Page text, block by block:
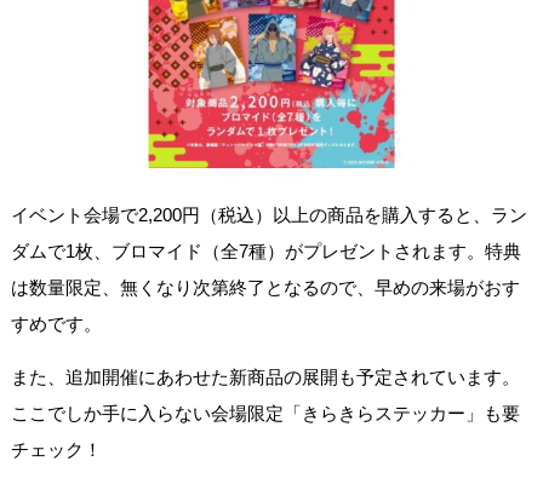
イベント会場で2,200円（税込）以上の商品を購入すると、ラン
ダムで1枚、ブロマイド（全7種）がプレゼントされます。特典
は数量限定、無くなり次第終了となるので、早めの来場がおす
すめです。
また、追加開催にあわせた新商品の展開も予定されています。
ここでしか手に入らない会場限定「きらきらステッカー」も要
チェック！